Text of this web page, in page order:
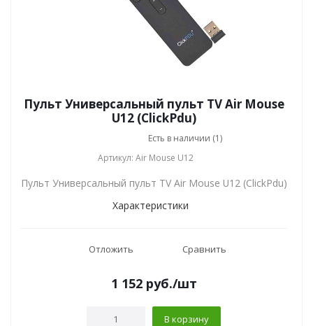
Пульт Универсальный пульт TV Air Mouse
U12 (ClickPdu)
Есть в наличии (1)
Артикул: Air Mouse U12
Пульт Универсальный пульт TV Air Mouse U12 (ClickPdu)
Характеристики
Отложить Сравнить
1 152 руб./шт
В корзину